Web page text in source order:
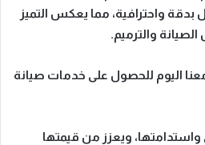
بدقة واحترافية، مما يعكس التميز
والترميم.
اليوم للحصول على خدمات صيانة
واستدامتها، ويعزز من قيمتها